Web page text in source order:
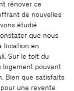
rénover ce
de nouvelles
étudié
que nous
location en
Sur le toit du
logement pouvant
Bien que satisfaits
une revente